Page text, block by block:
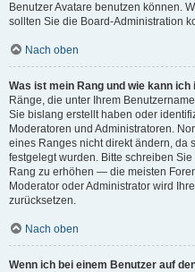
Benutzer Avatare benutzen können.
sollten Sie die Board-Administration
Nach oben
Was ist mein Rang und wie kann ich
Ränge, die unter Ihrem
Sie bislang erstellt haben oder
Moderatoren und Administratoren.
eines Ranges nicht direkt ändern, da
festgelegt wurden. Bitte schreiben
Rang zu erhöhen — die meisten
Moderator oder Administrator wird
zurücksetzen.
Nach oben
Wenn ich bei einem Benutzer auf